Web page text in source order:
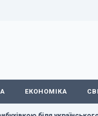
ЕКОНОМІКА